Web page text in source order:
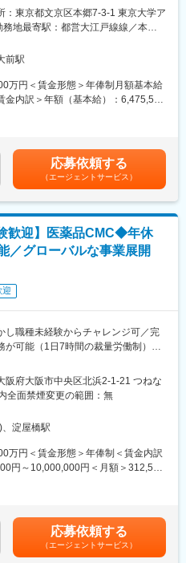
て頂きます。技術はすぐに身に付き
たい方には外部の研修にも100％会
1度はフォローアップ研修という形
についても全面バックアップ。未
大学発のメディカル・スリープテ
度に計測・解析するウェアラブルデ
盤に、医療・研究・ヘルスケア領域
領域では、睡眠測定に特化したデ
、研究計画～測定～解析までをワン
も提供しています。
強化したいと考えております。
ータ管理～解析実行～クロージング
で推進いただきます。
なく、
・CRO等）
しながらプロジェクトを前に進める
携した臨床研究支援
が中心で、アウトバウンドで「取っ
件を“成功させる推進”が重要
件程度
、リクルーティング、オペレーショ
応、データ管理、解析計画、解析実
：東京都文京区本郷7-3-1 東京大学ア
地最寄駅：都営大江戸線線／本郷
全面禁煙変更の範囲：会社の定める
）
前駅
万円＜賃金形態＞年俸制月額基本給
金内訳＞年額（基本給）：6,475,596
有＜給与補足＞給与改定：年1回スト
昨年実績 有）賃金はあくまでも目
て上下する可能性があります。月給
です。
応募依頼する
（エージェントサービス）
歓迎】医薬品CMC◆年休
／グローバルな事業展開
迎
職種未経験からチャレンジ可／完
可能（1日7時間の裁量労働制）／
社◆◇
を中心に、コンサルティングおよび
せします。
・試験に関する戦略立案から資料作
。
企画の設定
資料の評価・助言
評価・助言
阪府大阪市中央区北浜2-1-21 つねな
全面禁煙変更の範囲：無
淀屋橋駅
万円＜賃金形態＞年俸制＜賃金内訳
円～10,000,000円＜月額＞312,500
）賃金はあくまでも目安の金額であ
能性があります。月給(月額)は固定手
応募依頼する
（エージェントサービス）